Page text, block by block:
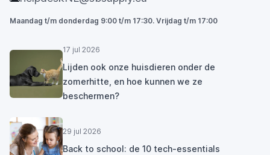
Maandag t/m donderdag 9:00 t/m 17:30. Vrijdag t/m 17:00
17 jul 2026
Lijden ook onze huisdieren onder de
zomerhitte, en hoe kunnen we ze
beschermen?
29 jul 2026
Back to school: de 10 tech-essentials